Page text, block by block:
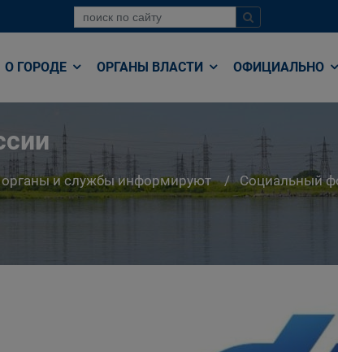
О ГОРОДЕ ОРГАНЫ ВЛАСТИ ОФИЦИАЛЬНО
органы и службы информируют Социальный